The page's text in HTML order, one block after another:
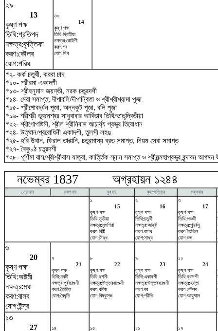
২৯
13
কৃষ্ণ পক্ষ
তিথি:প্রতিপদ
নক্ষত্র:কৃত্তিকা
করণ:কৌলব
যোগ:পরিঘ
৩০
14
কৃষ্ণ পক্ষ
তিথি:দ্বিতীয়া
নক্ষত্র:রোহিণী
করণ:গর
যোগ:শিব
*২- কর্ক চতুর্থী, করবা চাদ
*১০- শ্রীরমা একাদশী
*১৩- শ্রীহনুমান জয়ন্তী, নরক চতুরদশী
*১৪- মেরা সমাপ্ত, দীপাবলি/দীপান্বিতা ও শ্রীশ্রীশ্যামা পূজা
*১৫- শ্রীগোবর্দ্ধন পূজা, অন্নকুট পূজা, বলি পূজা
*১৬- শ্রীশ্রী ভুবনেশ্বর সাধুবাবার আর্বিভাব তিথি/ভাতৃদ্বিতীয়া
*২২- শ্রীগোপাষ্টমী, শ্রীল শ্রীনিবাস আচার্য্য প্রভুর তিরোধান
*২৪- উত্থান/প্রবোধিনী একাদশী, তুলসী লহঙ
*২৫- হরি উথান, ফিরাল তাঙানি, চতুরমাস্য ব্রত সমাপ্ত, নিয়ম সেবা সমাপ্ত
*২৭- বৈকুণ্ঠ চতুরদশী
*২৮- পূর্ণিমা রাস/শ্রীশ্রীরাস যাত্রা, কার্ত্তিক স্নান সমাপ্ত ও শ্রীমন্মহাপ্রভুর বৃন্দাবন আগমন
নভেম্বর 1837 অগ্রহায়ন ১২৪৪
সোমবার মঙ্গলবার বুধবার বৃহস্পতিবার
শুক্রবার
১
15
কৃষ্ণ পক্ষ
তিথি:তৃতীয়া
নক্ষত্র:মৃগশিরা
করণ:বিষ্টি
যোগ:সিদ্ধ
২
16
কৃষ্ণ পক্ষ
তিথি:চতুর্থী
নক্ষত্র:আর্দ্রা
করণ:বালব
যোগ:সাধ্য
৩
17
কৃষ্ণ পক্ষ
তিথি:পঞ্চমী
নক্ষত্র:পুনর্বসু
করণ:তৈতিল
যোগ:শুভ
৬
20
কৃষ্ণ পক্ষ
তিথি:অষ্টমী
নক্ষত্র:মঘা
করণ:বালব
যোগ:ইন্দ্র
৭
21
কৃষ্ণ পক্ষ
তিথি:নবমী
নক্ষত্র:পূর্বফাল্গুনী
করণ:তৈতিল
যোগ:বৈধৃতি
৮
22
কৃষ্ণ পক্ষ
তিথি:দশমী
নক্ষত্র:উত্তরফাল্গুনী
করণ:বণিজ
যোগ:বিষ্কুম্ভ
৯
23
কৃষ্ণ পক্ষ
তিথি:একাদশী
নক্ষত্র:উত্তরফাল্গুনী
করণ:বব
যোগ:প্রীতি
১০
24
কৃষ্ণ পক্ষ
তিথি:দ্বাদশী
নক্ষত্র:হস্তা
করণ:কৌলব
যোগ:আয়ুষ্মান
১৩
27
১৪ ১৫ ১৬ ১৭